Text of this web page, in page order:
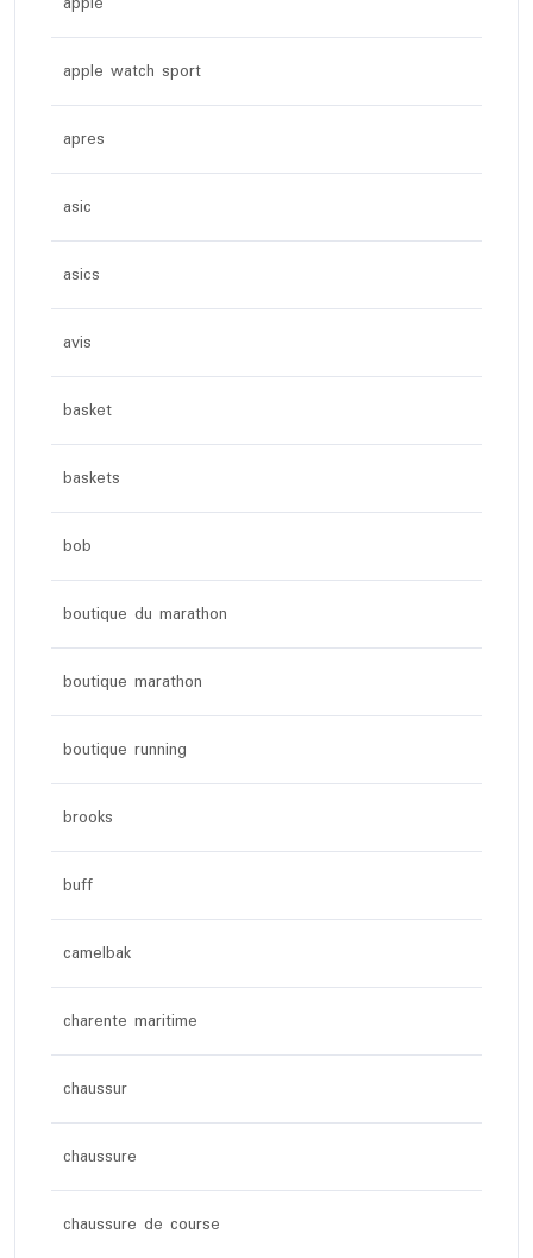
apple watch sport
apres
asic
asics
avis
basket
baskets
bob
boutique du marathon
boutique marathon
boutique running
brooks
buff
camelbak
charente maritime
chaussur
chaussure
chaussure de course